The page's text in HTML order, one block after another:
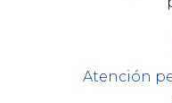
Atención